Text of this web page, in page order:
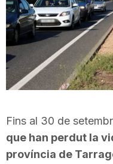
e
T
a
r
r
Fins al 30 de
que han perdut la
província de